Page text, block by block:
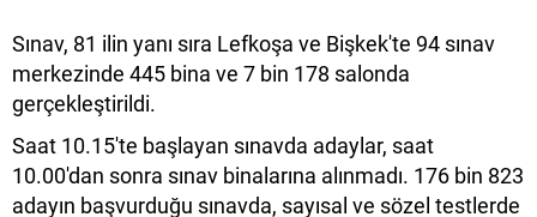
Sınav, 81 ilin yanı sıra Lefkoşa ve Bişkek'te 94 sınav
merkezinde 445 bina ve 7 bin 178 salonda
gerçekleştirildi.
Saat 10.15'te başlayan sınavda adaylar, saat
10.00'dan sonra sınav binalarına alınmadı. 176 bin 823
adayın başvurduğu sınavda, sayısal ve sözel testlerde